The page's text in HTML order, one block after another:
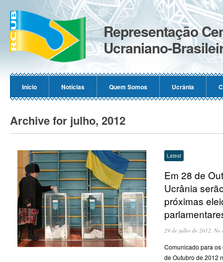
Representação
Ucraniano-
Início Notícias Quem Somos Ucrânia
Archive for julho, 2012
Latest
Em 28 de
Ucrânia
próximas
29 de julho de 2012, No
Comunicado para
de Outubro de 2012